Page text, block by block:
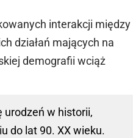
interakcji między
działań mających na
demografii wciąż
urodzeń w historii,
do lat 90. XX wieku.